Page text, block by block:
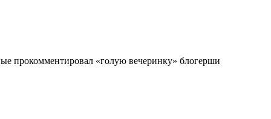
прокомментировал «голую вечеринку» блогерши